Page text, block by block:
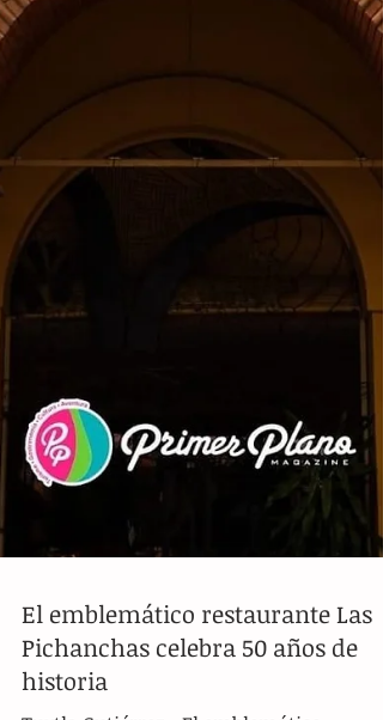
El emblemático restaurante Las
Pichanchas celebra 50 años de